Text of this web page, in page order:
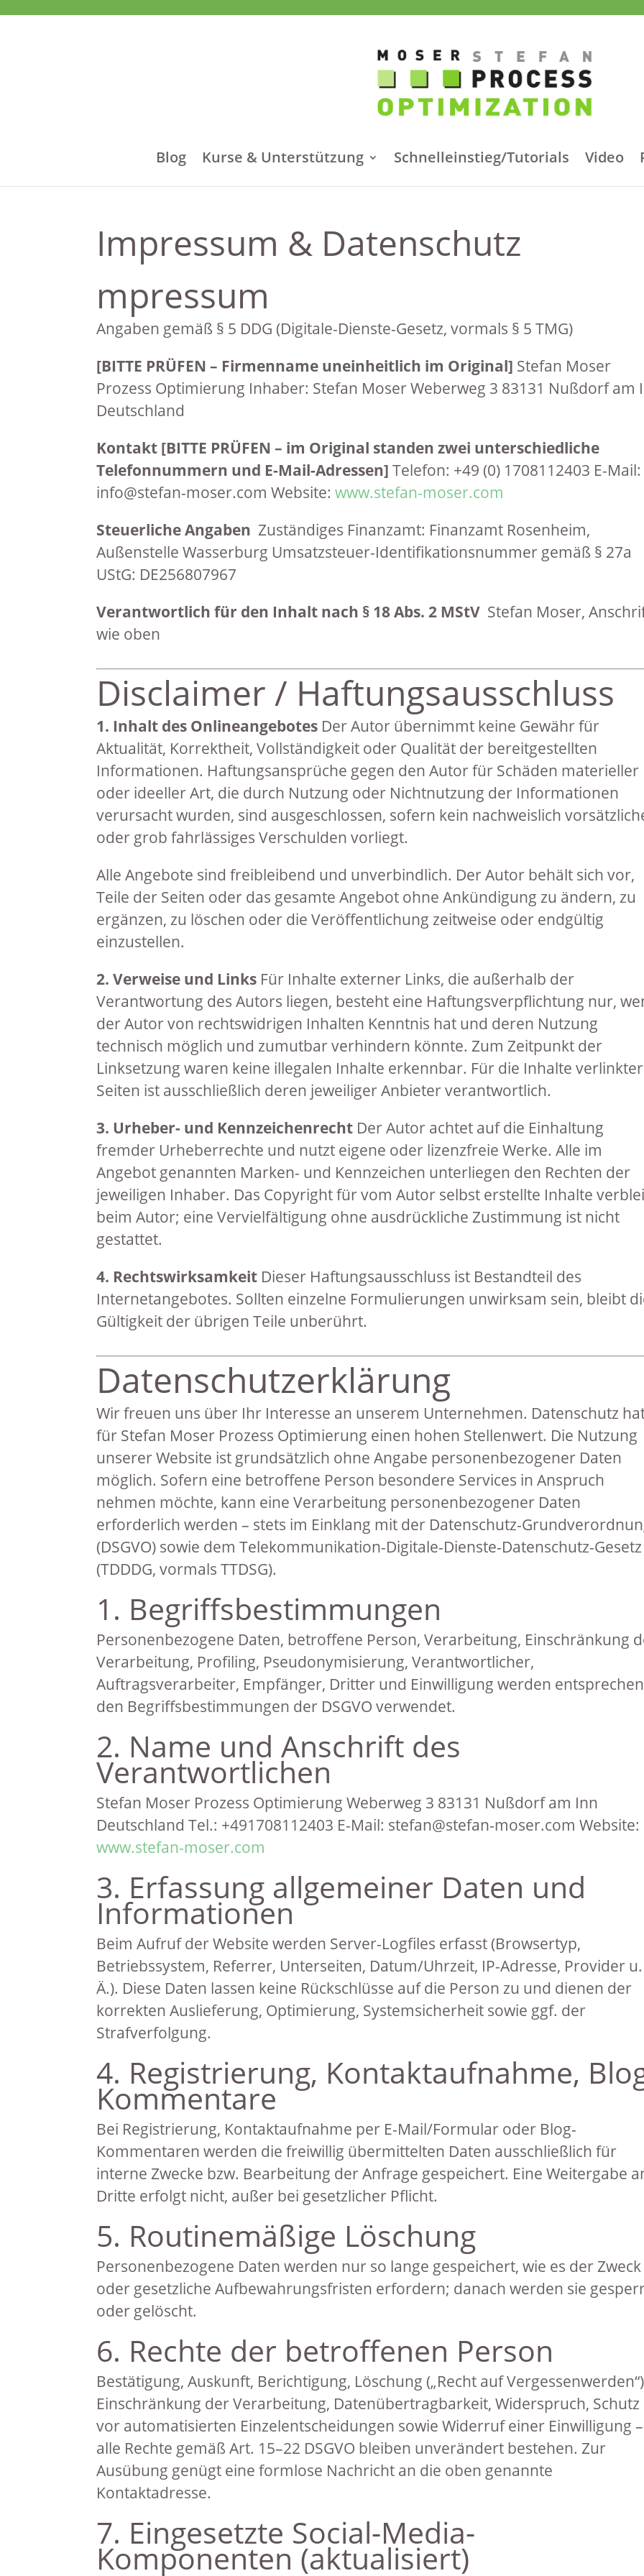
Blog Kurse & Unterstützung Schnelleinstieg/Tutorials Video
Impressum & Datenschutz
mpressum
Angaben gemäß § 5 DDG (Digitale-Dienste-Gesetz, vormals § 5 TMG)
[BITTE PRÜFEN – Firmenname uneinheitlich im Original] Stefan Moser
Prozess Optimierung Inhaber: Stefan Moser Weberweg 3 83131 Nußdorf am
Deutschland
Kontakt [BITTE PRÜFEN – im Original standen zwei unterschiedliche
Telefonnummern und E-Mail-Adressen] Telefon: +49 (0) 1708112403 E-Mail:
info@stefan-moser.com Website:www.stefan-moser.com
Steuerliche Angaben Zuständiges Finanzamt: Finanzamt Rosenheim,
Außenstelle Wasserburg Umsatzsteuer-Identifikationsnummer gemäß § 27a
UStG: DE256807967
Verantwortlich für den Inhalt nach § 18 Abs. 2 MStV Stefan Moser,
wie oben
Disclaimer / Haftungsausschluss
1. Inhalt des Onlineangebotes Der Autor übernimmt keine Gewähr für
Aktualität, Korrektheit, Vollständigkeit oder Qualität der bereitgestellten
Informationen. Haftungsansprüche gegen den Autor für Schäden materieller
oder ideeller Art, die durch Nutzung oder Nichtnutzung der Informationen
verursacht wurden, sind ausgeschlossen, sofern kein nachweislich
oder grob fahrlässiges Verschulden vorliegt.
Alle Angebote sind freibleibend und unverbindlich. Der Autor behält sich vor,
Teile der Seiten oder das gesamte Angebot ohne Ankündigung zu ändern, zu
ergänzen, zu löschen oder die Veröffentlichung zeitweise oder endgültig
einzustellen.
2. Verweise und Links Für Inhalte externer Links, die außerhalb der
Verantwortung des Autors liegen, besteht eine Haftungsverpflichtung nur,
der Autor von rechtswidrigen Inhalten Kenntnis hat und deren Nutzung
technisch möglich und zumutbar verhindern könnte. Zum Zeitpunkt der
Linksetzung waren keine illegalen Inhalte erkennbar. Für die Inhalte verlinkter
Seiten ist ausschließlich deren jeweiliger Anbieter verantwortlich.
3. Urheber- und Kennzeichenrecht Der Autor achtet auf die Einhaltung
fremder Urheberrechte und nutzt eigene oder lizenzfreie Werke. Alle im
Angebot genannten Marken- und Kennzeichen unterliegen den Rechten der
jeweiligen Inhaber. Das Copyright für vom Autor selbst erstellte Inhalte
beim Autor; eine Vervielfältigung ohne ausdrückliche Zustimmung ist nicht
gestattet.
4. Rechtswirksamkeit Dieser Haftungsausschluss ist Bestandteil des
Internetangebotes. Sollten einzelne Formulierungen unwirksam sein, bleibt
Gültigkeit der übrigen Teile unberührt.
Datenschutzerklärung
Wir freuen uns über Ihr Interesse an unserem Unternehmen. Datenschutz
für Stefan Moser Prozess Optimierung einen hohen Stellenwert. Die Nutzung
unserer Website ist grundsätzlich ohne Angabe personenbezogener Daten
möglich. Sofern eine betroffene Person besondere Services in Anspruch
nehmen möchte, kann eine Verarbeitung personenbezogener Daten
erforderlich werden – stets im Einklang mit der Datenschutz-
(DSGVO) sowie dem Telekommunikation-Digitale-Dienste-Datenschutz-Gesetz
(TDDDG, vormals TTDSG).
1. Begriffsbestimmungen
Personenbezogene Daten, betroffene Person, Verarbeitung, Einschränkung
Verarbeitung, Profiling, Pseudonymisierung, Verantwortlicher,
Auftragsverarbeiter, Empfänger, Dritter und Einwilligung werden
den Begriffsbestimmungen der DSGVO verwendet.
2. Name und Anschrift des
Verantwortlichen
Stefan Moser Prozess Optimierung Weberweg 3 83131 Nußdorf am Inn
Deutschland Tel.: +491708112403 E-Mail: stefan@stefan-moser.com Website:
www.stefan-moser.com
3. Erfassung allgemeiner Daten und
Informationen
Beim Aufruf der Website werden Server-Logfiles erfasst (Browsertyp,
Betriebssystem, Referrer, Unterseiten, Datum/Uhrzeit, IP-Adresse, Provider u.
Ä.). Diese Daten lassen keine Rückschlüsse auf die Person zu und dienen der
korrekten Auslieferung, Optimierung, Systemsicherheit sowie ggf. der
Strafverfolgung.
4. Registrierung, Kontaktaufnahme,
Kommentare
Bei Registrierung, Kontaktaufnahme per E-Mail/Formular oder Blog-
Kommentaren werden die freiwillig übermittelten Daten ausschließlich für
interne Zwecke bzw. Bearbeitung der Anfrage gespeichert. Eine Weitergabe
Dritte erfolgt nicht, außer bei gesetzlicher Pflicht.
5. Routinemäßige Löschung
Personenbezogene Daten werden nur so lange gespeichert, wie es der Zweck
oder gesetzliche Aufbewahrungsfristen erfordern; danach werden sie
oder gelöscht.
6. Rechte der betroffenen Person
Bestätigung, Auskunft, Berichtigung, Löschung („Recht auf
Einschränkung der Verarbeitung, Datenübertragbarkeit, Widerspruch, Schutz
vor automatisierten Einzelentscheidungen sowie Widerruf einer Einwilligung –
alle Rechte gemäß Art. 15–22 DSGVO bleiben unverändert bestehen. Zur
Ausübung genügt eine formlose Nachricht an die oben genannte
Kontaktadresse.
7. Eingesetzte Social-Media-
Komponenten (aktualisiert)